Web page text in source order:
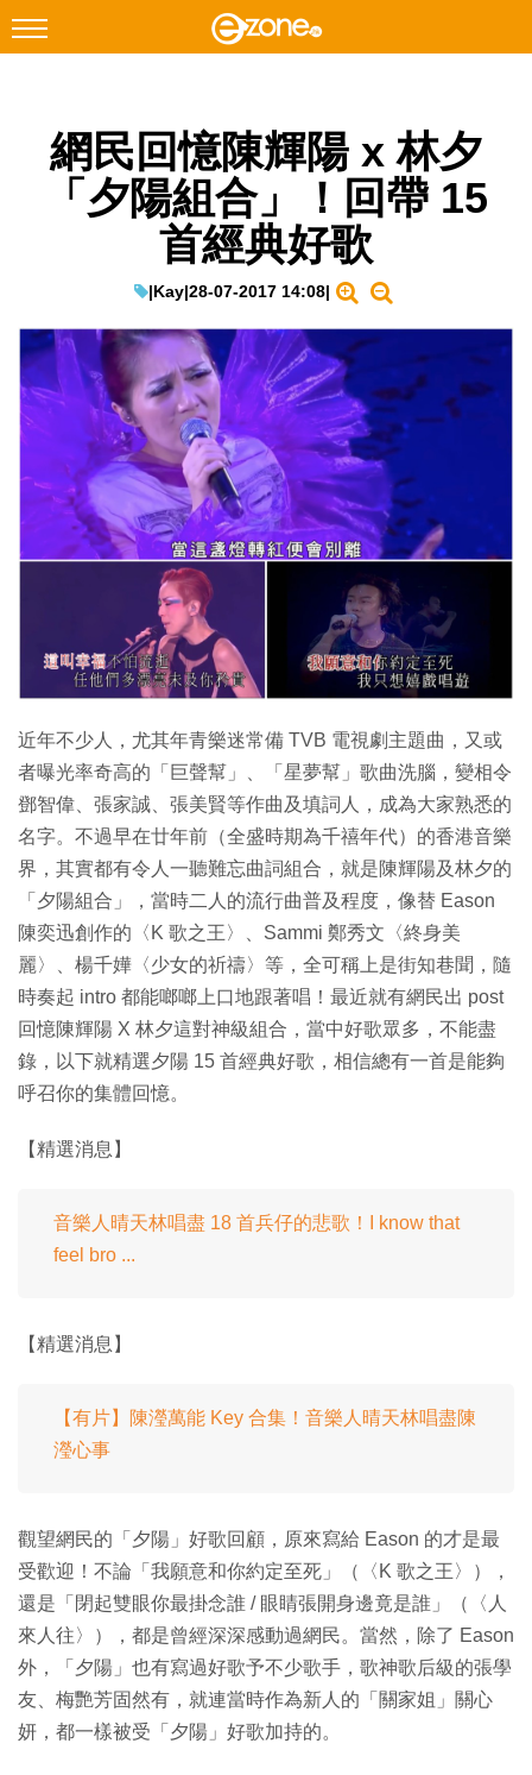
Facebook Instagram
教學評測
EduTech
IT Times
生成式AI與雲端應用
Enterprise Digital Transformation
特集
網民回憶陳輝陽 x 林夕
「夕陽組合」！回帶 15
首經典好歌
|Kay|28-07-2017 14:08|
近年不少人，尤其年青樂迷常備 TVB 電視劇主題曲，又或
者曝光率奇高的「巨聲幫」、「星夢幫」歌曲洗腦，變相令
鄧智偉、張家誠、張美賢等作曲及填詞人，成為大家熟悉的
名字。不過早在廿年前（全盛時期為千禧年代）的香港音樂
界，其實都有令人一聽難忘曲詞組合，就是陳輝陽及林夕的
「夕陽組合」，當時二人的流行曲普及程度，像替 Eason
陳奕迅創作的〈K 歌之王〉、Sammi 鄭秀文〈終身美
麗〉、楊千嬅〈少女的祈禱〉等，全可稱上是街知巷聞，隨
時奏起 intro 都能啷啷上口地跟著唱！最近就有網民出 post
回憶陳輝陽 X 林夕這對神級組合，當中好歌眾多，不能盡
錄，以下就精選夕陽 15 首經典好歌，相信總有一首是能夠
呼召你的集體回憶。
【精選消息】
音樂人晴天林唱盡 18 首兵仔的悲歌！I know that
feel bro ...
【精選消息】
【有片】陳瀅萬能 Key 合集！音樂人晴天林唱盡陳
瀅心事
觀望網民的「夕陽」好歌回顧，原來寫給 Eason 的才是最
受歡迎！不論「我願意和你約定至死」（〈K 歌之王〉），
還是「閉起雙眼你最掛念誰 / 眼睛張開身邊竟是誰」（〈人
來人往〉），都是曾經深深感動過網民。當然，除了 Eason
外，「夕陽」也有寫過好歌予不少歌手，歌神歌后級的張學
友、梅艷芳固然有，就連當時作為新人的「關家姐」關心
妍，都一樣被受「夕陽」好歌加持的。